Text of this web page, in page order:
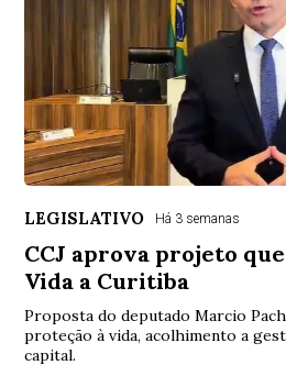
LEGISLATIVO Há 3 semanas
CCJ aprova projeto
Vida a Curitiba
Proposta do deputado Marcio
proteção à vida, acolhimento a
capital.